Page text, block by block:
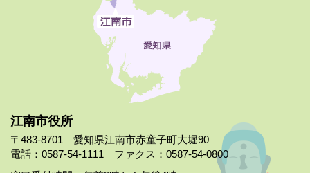
江南市役所
〒483-8701 愛知県江南市赤童子町大堀90
電話：0587-54-1111 ファクス：0587-54-0800